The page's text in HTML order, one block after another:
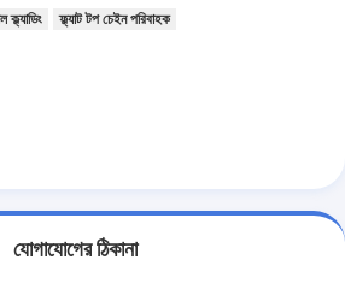
ক্ল্যাডিং ফ্ল্যাট টপ চেইন পরিবাহক
যোগাযোগের ঠিকানা